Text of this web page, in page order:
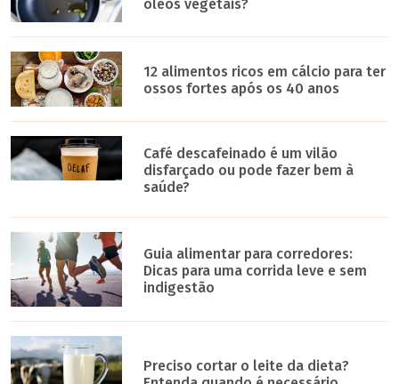
óleos vegetais?
12 alimentos ricos em cálcio para ter
ossos fortes após os 40 anos
Café descafeinado é um vilão
disfarçado ou pode fazer bem à
saúde?
Guia alimentar para corredores:
Dicas para uma corrida leve e sem
indigestão
Preciso cortar o leite da dieta?